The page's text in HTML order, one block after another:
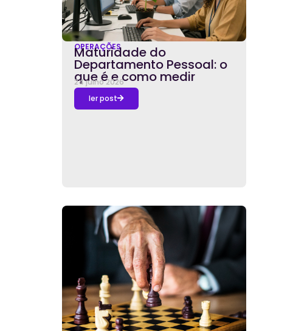
OPERAÇÕES
Maturidade do
Departamento Pessoal: o
que é e como medir
24 julho 2026
ler post